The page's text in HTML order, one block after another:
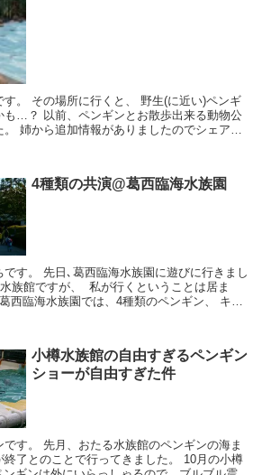
。 その場所に行くと、 野生(に近い)ペンギ
も…？ 以前、ペンギンとお散歩出来る動物公
姉から追加情報がありましたのでシェアし
4種類の共演@葛西臨海水族園
です。 先日､葛西臨海水族園に遊びに行きまし
族館ですが、 ​ 私が行くということは居ま
西臨海水族園では、4種類のペンギン、 キン
小樽水族館の自由すぎるペンギン
ショーが自由すぎた件
です。 先月、おたる水族館のペンギンの海ま
了とのことで行ってきました。 10月の小樽